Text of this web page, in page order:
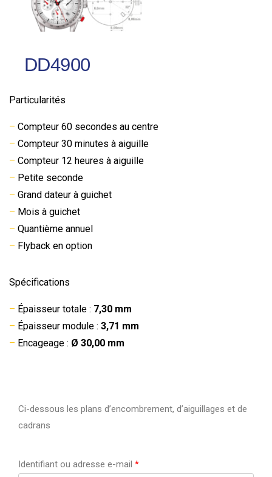
DD4900
Particularités
– Compteur 60 secondes au centre
– Compteur 30 minutes à aiguille
– Compteur 12 heures à aiguille
– Petite seconde
– Grand dateur à guichet
– Mois à guichet
– Quantième annuel
– Flyback en option
Spécifications
– Épaisseur totale : 7,30 mm
– Épaisseur module : 3,71 mm
– Encageage : Ø 30,00 mm
Ci-dessous les plans d’encombrement, d’aiguillages et de
cadrans
Identifiant ou adresse e-mail *